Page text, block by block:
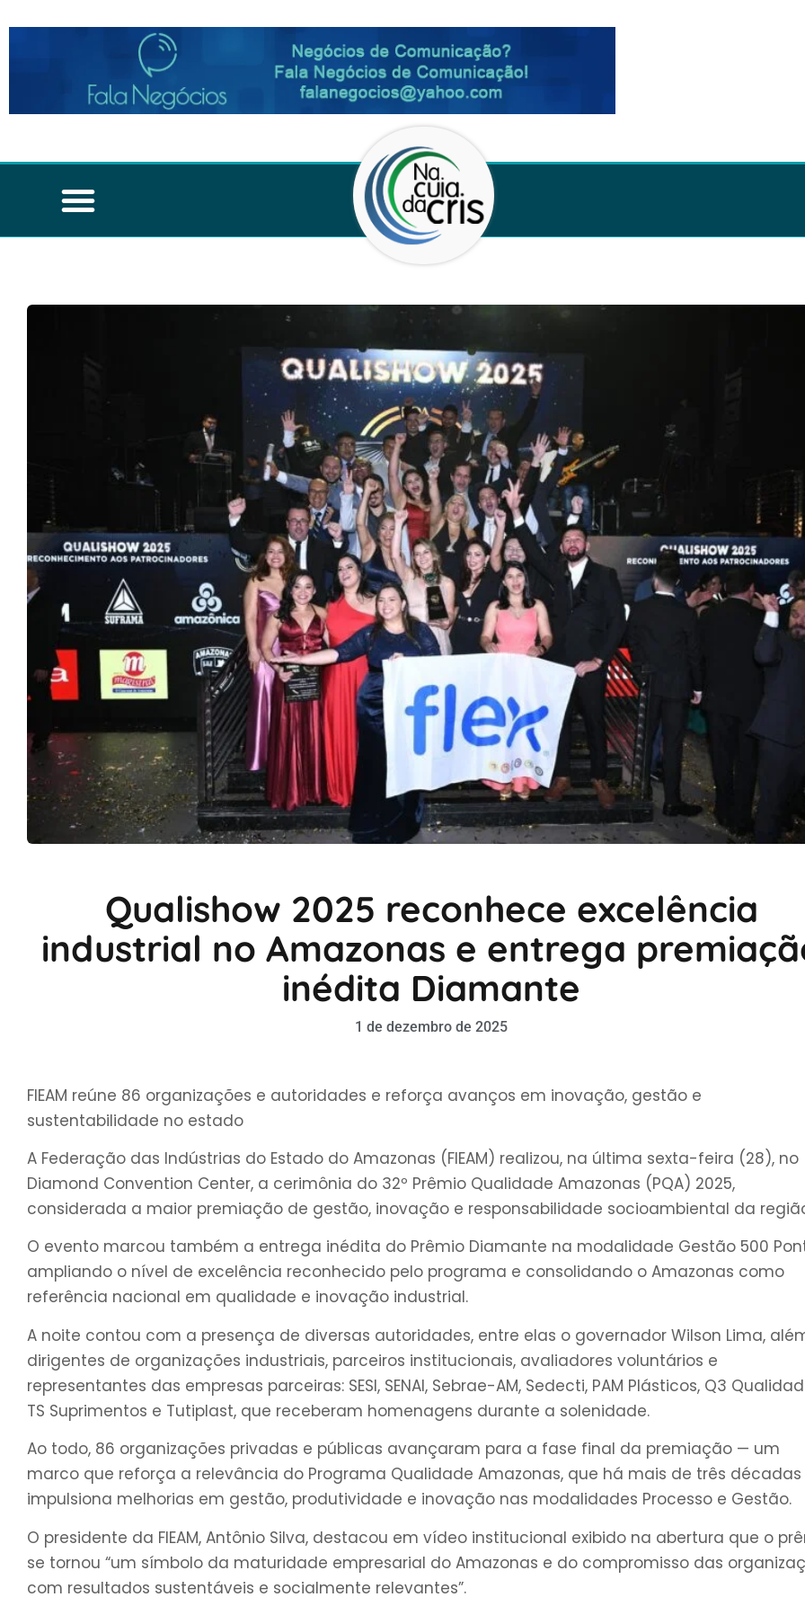
Qualishow 2025 reconhece excelência
industrial no Amazonas e entrega
inédita Diamante
1 de dezembro de 2025
FIEAM reúne 86 organizações e autoridades e reforça avanços em inovação, gestão e
sustentabilidade no estado
A Federação das Indústrias do Estado do Amazonas (FIEAM) realizou, na última sexta-feira (28), no
Diamond Convention Center, a cerimônia do 32º Prêmio Qualidade Amazonas (PQA) 2025,
considerada a maior premiação de gestão, inovação e responsabilidade socioambiental da
O evento marcou também a entrega inédita do Prêmio Diamante na modalidade Gestão 500
ampliando o nível de excelência reconhecido pelo programa e consolidando o Amazonas como
referência nacional em qualidade e inovação industrial.
A noite contou com a presença de diversas autoridades, entre elas o governador Wilson Lima,
dirigentes de organizações industriais, parceiros institucionais, avaliadores voluntários e
representantes das empresas parceiras: SESI, SENAI, Sebrae-AM, Sedecti, PAM Plásticos, Q3
TS Suprimentos e Tutiplast, que receberam homenagens durante a solenidade.
Ao todo, 86 organizações privadas e públicas avançaram para a fase final da premiação — um
marco que reforça a relevância do Programa Qualidade Amazonas, que há mais de três décadas
impulsiona melhorias em gestão, produtividade e inovação nas modalidades Processo e Gestão.
O presidente da FIEAM, Antônio Silva, destacou em vídeo institucional exibido na abertura que o
se tornou “um símbolo da maturidade empresarial do Amazonas e do compromisso das
com resultados sustentáveis e socialmente relevantes”.